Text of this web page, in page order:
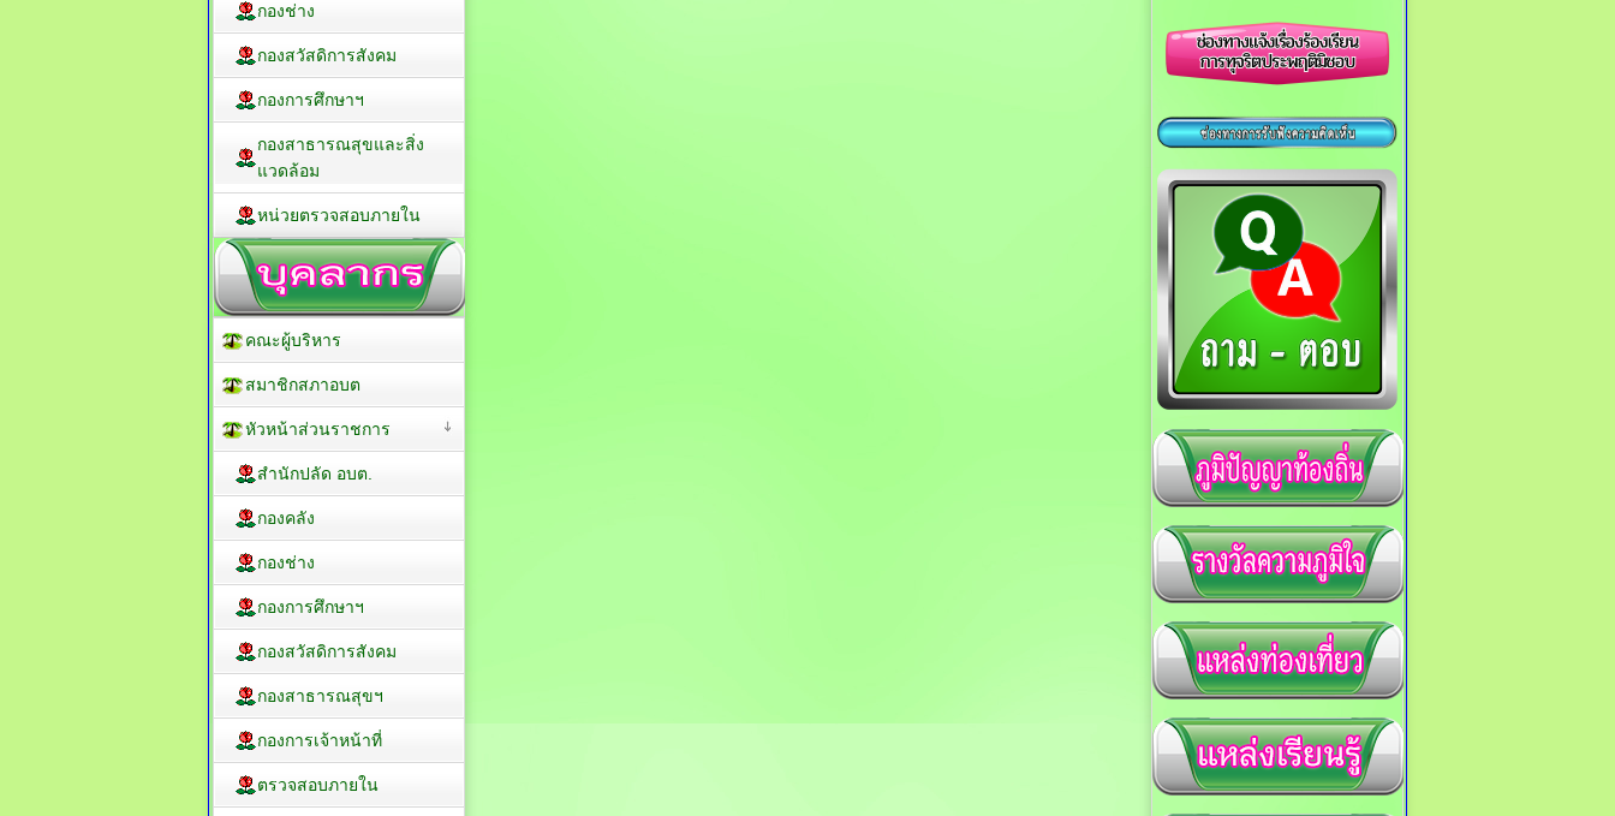
กองช่าง
กองสวัสดิการสังคม
กองการศึกษาฯ
กองสาธารณสุขและสิ่ง
แวดล้อม
หน่วยตรวจสอบภายใน
คณะผู้บริหาร
สมาชิกสภาอบต
หัวหน้าส่วนราชการ
สำนักปลัด อบต.
กองคลัง
กองช่าง
กองการศึกษาฯ
กองสวัสดิการสังคม
กองสาธารณสุขฯ
กองการเจ้าหน้าที่
ตรวจสอบภายใน